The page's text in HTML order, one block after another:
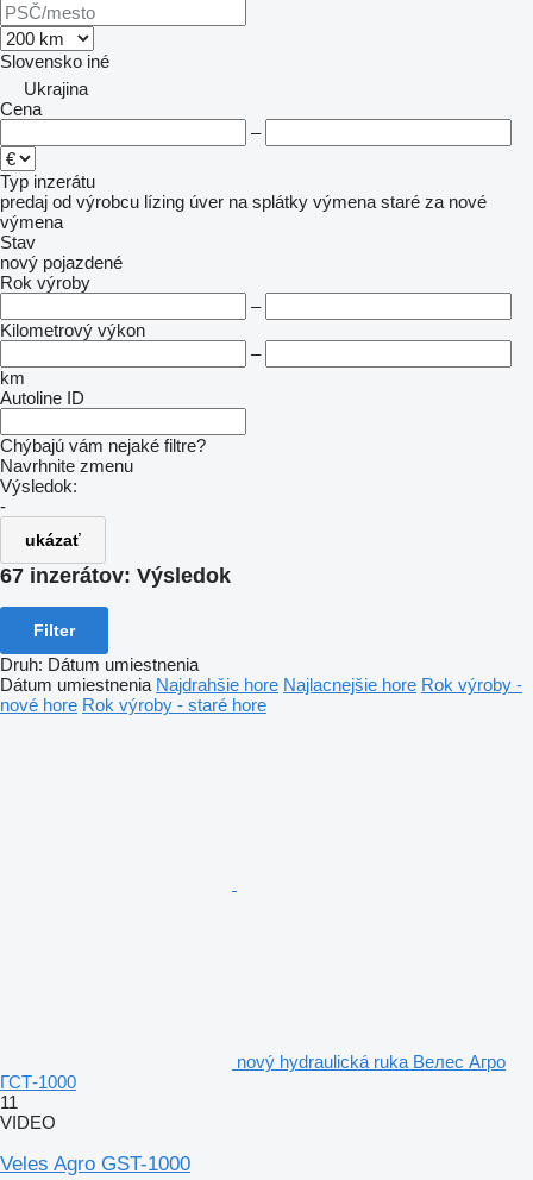
Slovensko iné
Ukrajina
Cena
–
Typ inzerátu
predaj od výrobcu lízing úver na splátky výmena staré za nové
výmena
Stav
nový pojazdené
Rok výroby
–
Kilometrový výkon
–
km
Autoline ID
Chýbajú vám nejaké filtre?
Navrhnite zmenu
Výsledok:
-
ukázať
67 inzerátov: Výsledok
Filter
Druh: Dátum umiestnenia
Dátum umiestnenia Najdrahšie hore Najlacnejšie hore Rok výroby -
nové hore Rok výroby - staré hore
nový hydraulická ruka Велес Агро
ГСТ-1000
11
VIDEO
Veles Agro GST-1000